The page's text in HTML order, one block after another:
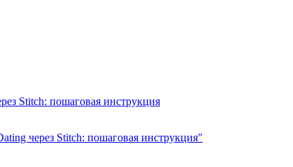
Stitch: пошаговая инструкция
через Stitch: пошаговая инструкция"